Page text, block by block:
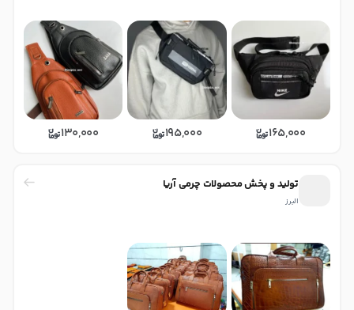
165,000
195,000
130,000
تولید و پخش محصولات چرمی آریا
البرز